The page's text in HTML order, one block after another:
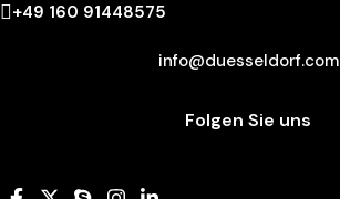
+49 160 91448575
info@duesseldorf.com
Folgen Sie uns